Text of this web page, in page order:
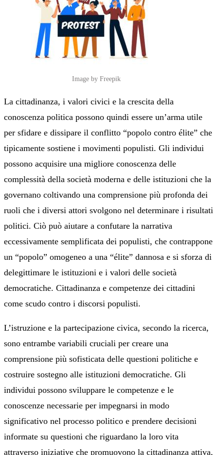
Image by Freepik
La cittadinanza, i valori civici e la crescita della
conoscenza politica possono quindi essere un’arma utile
per sfidare e dissipare il conflitto “popolo contro élite” che
tipicamente sostiene i movimenti populisti. Gli individui
possono acquisire una migliore conoscenza delle
complessità della società moderna e delle istituzioni che la
governano coltivando una comprensione più profonda dei
ruoli che i diversi attori svolgono nel determinare i risultati
politici. Ciò può aiutare a confutare la narrativa
eccessivamente semplificata dei populisti, che contrappone
un “popolo” omogeneo a una “élite” dannosa e si sforza di
delegittimare le istituzioni e i valori delle società
democratiche. Cittadinanza e competenze dei cittadini
come scudo contro i discorsi populisti.
L’istruzione e la partecipazione civica, secondo la ricerca,
sono entrambe variabili cruciali per creare una
comprensione più sofisticata delle questioni politiche e
costruire sostegno alle istituzioni democratiche. Gli
individui possono sviluppare le competenze e le
conoscenze necessarie per impegnarsi in modo
significativo nel processo politico e prendere decisioni
informate su questioni che riguardano la loro vita
attraverso iniziative che promuovono la cittadinanza attiva,